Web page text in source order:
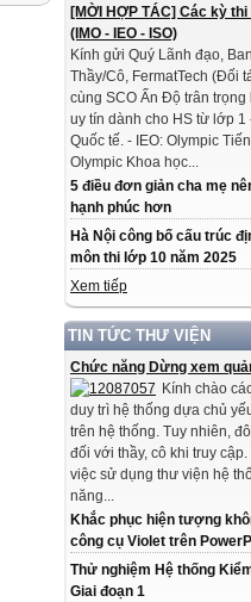
[MỜI HỢP TÁC] Các kỳ
(IMO - IEO - ISO)
Kính gửi Quý Lãnh đạo,
Thầy/Cô, FermatTech (Đối
cùng SCO Ấn Độ trân
uy tín dành cho HS từ lớp 1
Quốc tế. - IEO: Olympic
Olympic Khoa học...
5 điều đơn giản cha mẹ
hạnh phúc hơn
Hà Nội công bố cấu trúc
môn thi lớp 10 năm 2025
Xem tiếp
TIN TỨC THƯ VIỆN
Chức năng Dừng xem
Kính chào
duy trì hệ thống dựa chủ
trên hệ thống. Tuy nhiên,
đối với thầy, cô khi truy
việc sử dụng thư viện hệ
năng...
Khắc phục hiện tượng
công cụ Violet trên
Thử nghiệm Hệ thống
Giai đoạn 1